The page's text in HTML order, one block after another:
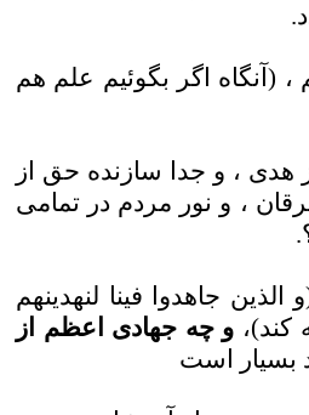
.
(آنگاه اگر بگوئيم علم هم
هدى ، و جدا سازنده حق از
، و نور مردم در تمامى
.
جاهدوا فينا لنهدينهم
و چه جهادى اعظم از
بسيار است